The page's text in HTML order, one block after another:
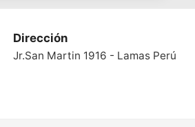
Dirección
Jr.San Martin 1916 - Lamas Perú